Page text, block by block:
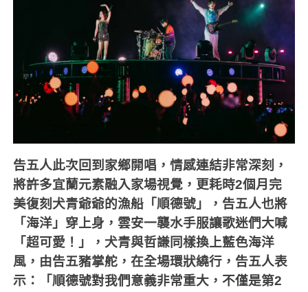
告五人此次回到家鄉開唱，情感連結非常深刻，
將許多宜蘭元素融入家場視覺，更耗時2個月完
美復刻犬青爺爺的漁船「順德號」，告五人也將
「海洋」穿上身，雲安一襲水手服讓歌迷們大喊
「超可愛！」，犬青與哲謙同樣換上藍色海洋
風，由告五豬掌舵，在全場環狀繞行，告五人表
示：「順德號對我們意義非常重大，不僅是第2